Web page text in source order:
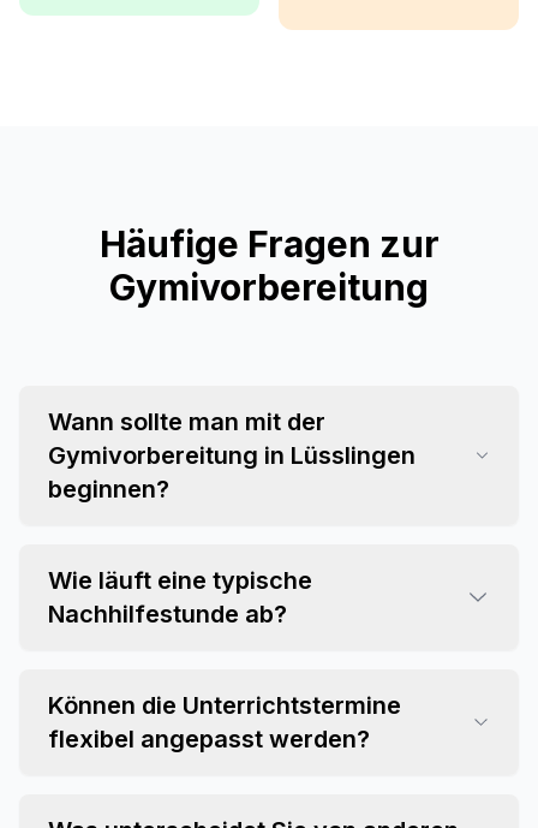
Häufige Fragen zur
Gymivorbereitung
Wann sollte man mit der
Gymivorbereitung in Lüsslingen
beginnen?
Wie läuft eine typische
Nachhilfestunde ab?
Können die Unterrichtstermine
flexibel angepasst werden?